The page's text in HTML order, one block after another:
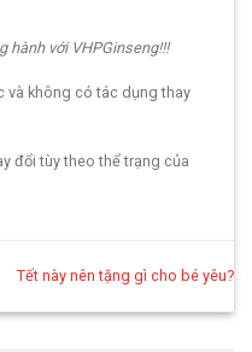
hành với VHPGinseng!!!
và không có tác dụng thay
đổi tùy theo thể trạng của
Tết này nên tặng gì cho bé yêu?